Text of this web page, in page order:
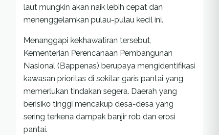
laut mungkin akan naik lebih cepat dan
menenggelamkan pulau-pulau kecil ini.
Menanggapi kekhawatiran tersebut,
Kementerian Perencanaan Pembangunan
Nasional (Bappenas) berupaya mengidentifikasi
kawasan prioritas di sekitar garis pantai yang
memerlukan tindakan segera. Daerah yang
berisiko tinggi mencakup desa-desa yang
sering terkena dampak banjir rob dan erosi
pantai.